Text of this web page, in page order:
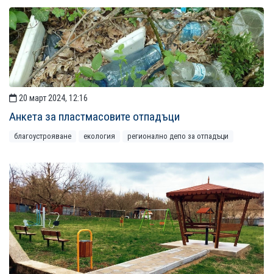
20 март 2024, 12:16
Анкета за пластмасовите отпадъци
благоустрояване екология регионално депо за отпадъци